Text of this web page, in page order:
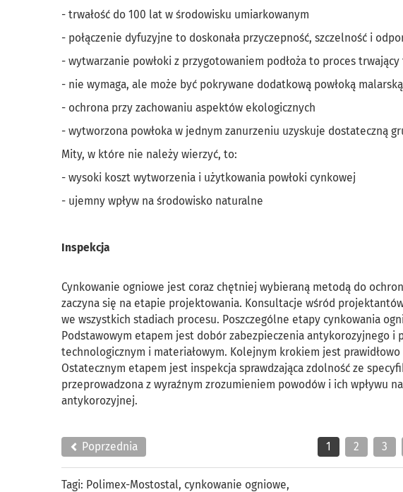
- trwałość do 100 lat w środowisku umiarkowanym
- połączenie dyfuzyjne to doskonała przyczepność, szczelność i
- wytwarzanie powłoki z przygotowaniem podłoża to proces
- nie wymaga, ale może być pokrywane dodatkową powłoką malarską
- ochrona przy zachowaniu aspektów ekologicznych
- wytworzona powłoka w jednym zanurzeniu uzyskuje dostateczną
Mity, w które nie należy wierzyć, to:
- wysoki koszt wytworzenia i użytkowania powłoki cynkowej
- ujemny wpływ na środowisko naturalne
Inspekcja
Cynkowanie ogniowe jest coraz chętniej wybieraną metodą do
zaczyna się na etapie projektowania. Konsultacje wśród
we wszystkich stadiach procesu. Poszczególne etapy cynkowania
Podstawowym etapem jest dobór zabezpieczenia antykorozyjnego i
technologicznym i materiałowym. Kolejnym krokiem jest
Ostatecznym etapem jest inspekcja sprawdzająca zdolność ze
przeprowadzona z wyraźnym zrozumieniem powodów i ich wpływu
antykorozyjnej.
Poprzednia 1 2 3
Tagi: Polimex-Mostostal, cynkowanie ogniowe,